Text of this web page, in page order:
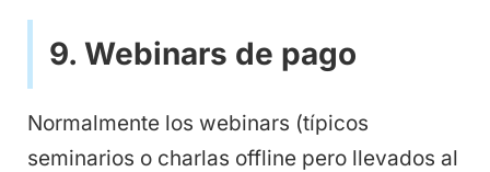
9. Webinars de pago
Normalmente los webinars (típicos
seminarios o charlas offline pero llevados al